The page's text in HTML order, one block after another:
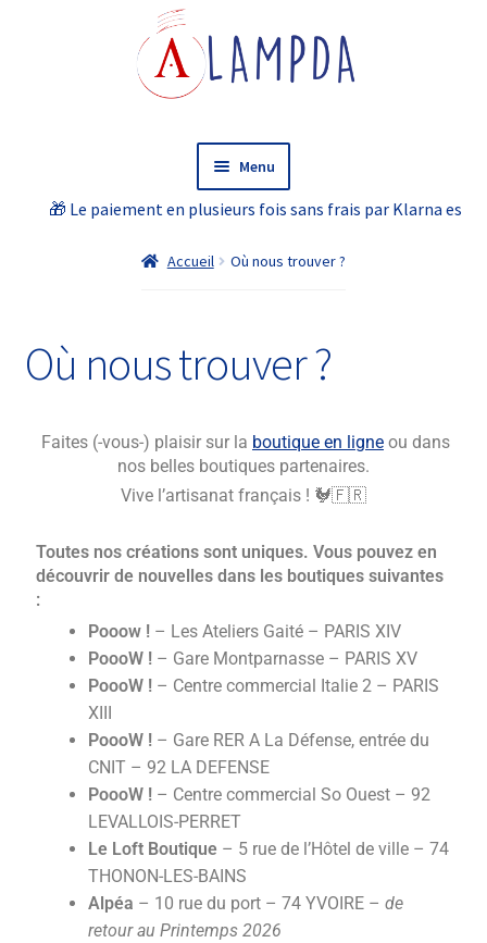
Menu
Accueil
Boutique en ligne
Création sur mesure
L’atelier
🎁 Le paiement en plusieurs fois sans frais par Klarna est
Accueil Où nous trouver ?
Où nous trouver ?
Faites (-vous-) plaisir sur la boutique en ligne ou dans
nos belles boutiques partenaires.
Vive l’artisanat français ! 🐓🇫🇷
Toutes nos créations sont uniques. Vous pouvez en
découvrir de nouvelles dans les boutiques suivantes
:
Pooow !– Les Ateliers Gaité – PARIS XIV
PoooW !– Gare Montparnasse – PARIS XV
PoooW !– Centre commercial Italie 2 – PARIS
XIII
PoooW ! – Gare RER A La Défense, entrée du
CNIT – 92 LA DEFENSE
PoooW !– Centre commercial So Ouest – 92
LEVALLOIS-PERRET
Le Loft Boutique – 5 rue de l’Hôtel de ville – 74
THONON-LES-BAINS
Alpéa – 10 rue du port – 74 YVOIRE – de
retour au Printemps 2026